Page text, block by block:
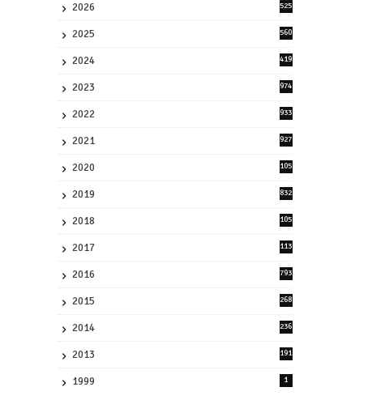
2026
525
2025
560
2024
419
2023
974
2022
933
2021
927
2020
105
2019
832
2018
105
2017
113
2016
793
2015
268
2014
236
2013
191
1999 1